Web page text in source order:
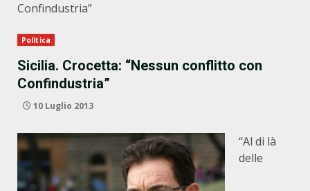
Confindustria”
Politica
Sicilia. Crocetta: “Nessun conflitto con
Confindustria”
10 Luglio 2013
“Al di là
delle